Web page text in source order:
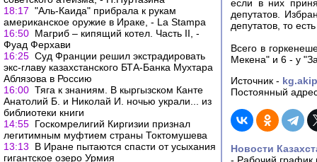
18:17 "Аль-Каида" прибрала к рукам
американское оружие в Ираке, - La Stampa
16:50 Магриб – кипящий котел. Часть II, -
Фуад Ферхави
16:25 Суд Франции решил экстрадировать
экс-главу казахстанского БТА-Банка Мухтара
Аблязова в Россию
16:00 Тяга к знаниям. В кыргызском Канте
Анатолий Б. и Николай И. ночью украли... из
библиотеки книги
14:55 Госкомрелигий Киргизии признал
легитимным муфтием страны Токтомушева
13:13
В Иране пытаются спасти от усыхания
гигантское озеро Урмия
если в них
депутатов.
депутатов, то
Всего в
Мекена" и 6 - у
Источник -
Постоянный
Новости